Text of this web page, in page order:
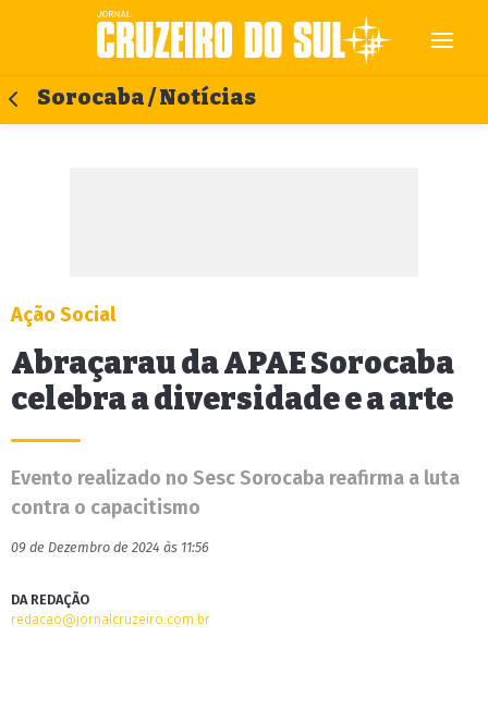
Sorocaba / Notícias
Ação Social
Abraçarau da APAE Sorocaba
celebra a diversidade e a arte
Evento realizado no Sesc Sorocaba reafirma a luta
contra o capacitismo
09 de Dezembro de 2024 às 11:56
DA REDAÇÃO
redacao@jornalcruzeiro.com.br